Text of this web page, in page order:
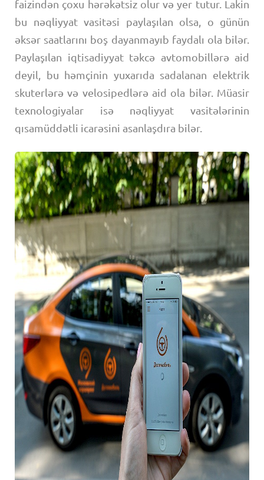
faizindən çoxu hərəkətsiz olur və yer tutur. Lakin
bu nəqliyyat vasitəsi paylaşılan olsa, o günün
əksər saatlarını boş dayanmayıb faydalı ola bilər.
Paylaşılan iqtisadiyyat təkcə avtomobillərə aid
deyil, bu həmçinin yuxarıda sadalanan elektrik
skuterlərə və velosipedlərə aid ola bilər. Müasir
texnologiyalar isə nəqliyyat vasitələrinin
qısamüddətli icarəsini asanlaşdıra bilər.